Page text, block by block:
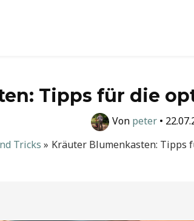
Tipps für die
Von peter •
Tricks Kräuter Blumenkasten: Tipps